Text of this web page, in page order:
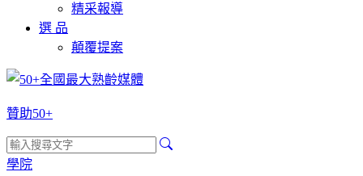
精采報導
選 品
顛覆提案
贊助50+
學院